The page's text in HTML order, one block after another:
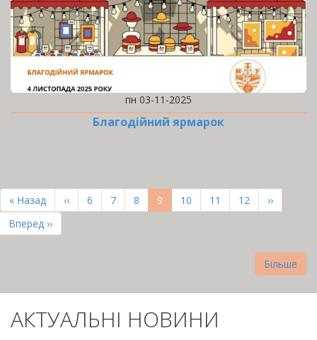
пн 03-11-2025
Благодійний ярмарок
НА
СТОРІНКИ
Перша
сторінка
« Назад
Попередня
сторінка
‹‹ Page
6 Page
7 Page
8
Поточна
сторінка
9 Page
10 Page
11 Page
12
Наступна
сторінка
››
Остання
сторінка
Вперед ››
Більше
АКТУАЛЬНІ НОВИНИ